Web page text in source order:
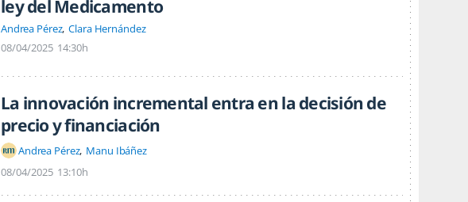
ley del Medicamento
Andrea Pérez Clara Hernández
08/04/2025 14:30h
La innovación incremental entra en la decisión de
precio y financiación
Andrea Pérez Manu Ibáñez
08/04/2025 13:10h